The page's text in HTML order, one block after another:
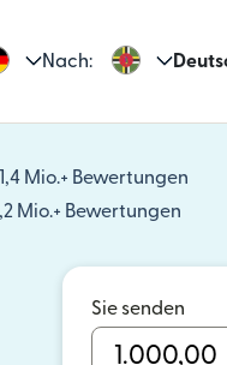
Nach:
1,4 Mio.+ Bewertungen
Mio.+ Bewertungen
Sie senden